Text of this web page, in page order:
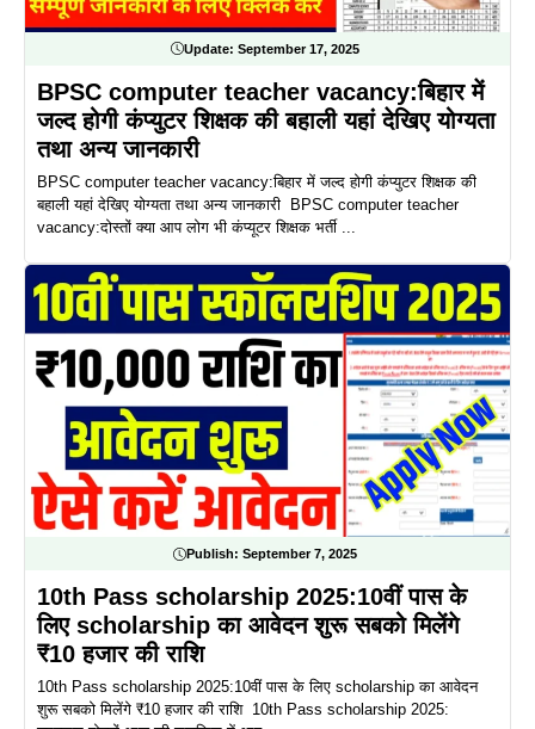
Update: September 17, 2025
BPSC computer teacher vacancy:बिहार में
जल्द होगी कंप्युटर शिक्षक की बहाली यहां देखिए योग्यता
तथा अन्य जानकारी
BPSC computer teacher vacancy:बिहार में जल्द होगी कंप्युटर शिक्षक की
बहाली यहां देखिए योग्यता तथा अन्य जानकारी BPSC computer teacher
vacancy:दोस्तों क्या आप लोग भी कंप्यूटर शिक्षक भर्ती ...
Publish: September 7, 2025
10th Pass scholarship 2025:10वीं पास के
लिए scholarship का आवेदन शुरू सबको मिलेंगे
₹10 हजार की राशि
10th Pass scholarship 2025:10वीं पास के लिए scholarship का आवेदन
शुरू सबको मिलेंगे ₹10 हजार की राशि 10th Pass scholarship 2025: